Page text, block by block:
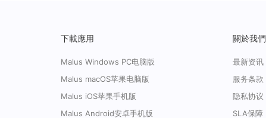
下載應用
Malus Windows PC电脑版
Malus macOS苹果电脑版
Malus iOS苹果手机版
Malus Android安卓手机版
關於我們
最新资讯
服务条款
隐私协议
SLA保障